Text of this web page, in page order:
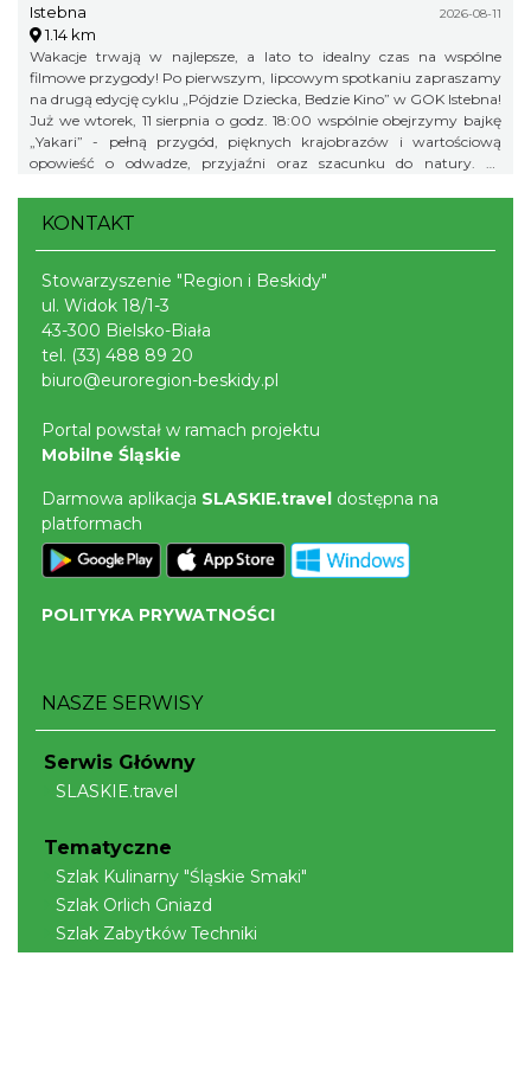
Istebna 2026-08-11
1.14 km
Wakacje trwają w najlepsze, a lato to idealny czas na wspólne
filmowe przygody! Po pierwszym, lipcowym spotkaniu zapraszamy
na drugą edycję cyklu „Pójdzie Dziecka, Bedzie Kino” w GOK Istebna!
Już we wtorek, 11 sierpnia o godz. 18:00 wspólnie obejrzymy bajkę
„Yakari” - pełną przygód, pięknych krajobrazów i wartościową
opowieść o odwadze, przyjaźni oraz szacunku do natury. To
Zapraszamy na bajkę i... popcorn! Na wszystkich uczestników
będzie czekał kinowy poczęstunek. Gminny Ośrodek Kultury w
Istebnej 11 sierpnia (wtorek) godz. 18.00 Wstęp wolny! Obowiązują
zapisy pod numerem telefonu: 791 452 222. Liczba miejsc jest
ograniczona, dlatego zachęcamy do wcześniejszych zapisów.
KONTAKT
Stowarzyszenie "Region i Beskidy"
ul. Widok 18/1-3
43-300 Bielsko-Biała
tel. (33) 488 89 20
biuro@euroregion-beskidy.pl
Portal powstał w ramach projektu
Mobilne Śląskie
Darmowa aplikacja SLASKIE.travel dostępna na
platformach
POLITYKA PRYWATNOŚCI
NASZE SERWISY
Serwis Główny
SLASKIE.travel
Tematyczne
Szlak Kulinarny "Śląskie Smaki"
Szlak Orlich Gniazd
Szlak Zabytków Techniki